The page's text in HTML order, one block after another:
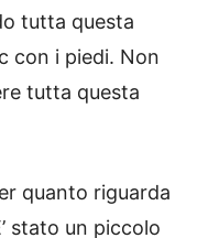
tutta questa
con i piedi. Non
tutta questa
quanto riguarda
stato un piccolo